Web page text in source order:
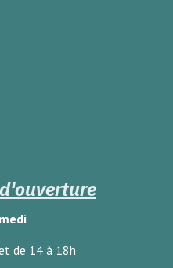
de 14 à 18h